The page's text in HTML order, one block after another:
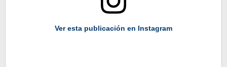
Ver esta publicación en Instagram